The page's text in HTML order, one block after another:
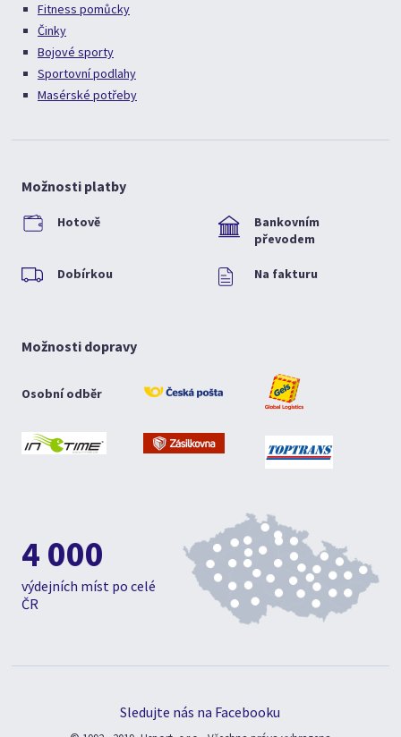
Fitness pomůcky
Činky
Bojové sporty
Sportovní podlahy
Masérské potřeby
Možnosti platby
Hotově
Bankovním
převodem
Dobírkou Na fakturu
Možnosti dopravy
Osobní odběr
4 000
výdejních míst po celé
ČR
Sledujte nás na Facebooku